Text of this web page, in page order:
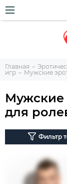
Главная
игр
Мужские
Мужские
для
Фильтр